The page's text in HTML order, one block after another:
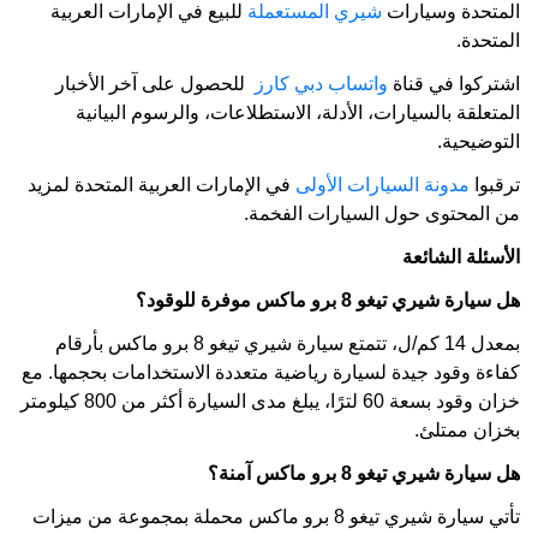
المتحدة وسيارات شيري المستعملة للبيع في الإمارات العربية
المتحدة.
اشتركوا في قناة واتساب دبي كارز
للحصول على آخر الأخبار
المتعلقة بالسيارات، الأدلة، الاستطلاعات، والرسوم البيانية
التوضيحية.
ترقبوا مدونة السيارات الأولى في الإمارات العربية المتحدة لمزيد
من المحتوى حول السيارات الفخمة.
الأسئلة الشائعة
هل سيارة شيري تيغو 8 برو ماكس موفرة للوقود؟
بمعدل 14 كم/ل، تتمتع سيارة شيري تيغو 8 برو ماكس بأرقام
كفاءة وقود جيدة لسيارة رياضية متعددة الاستخدامات بحجمها. مع
خزان وقود بسعة 60 لترًا، يبلغ مدى السيارة أكثر من 800 كيلومتر
بخزان ممتلئ.
هل سيارة شيري تيغو 8 برو ماكس آمنة؟
تأتي سيارة شيري تيغو 8 برو ماكس محملة بمجموعة من ميزات